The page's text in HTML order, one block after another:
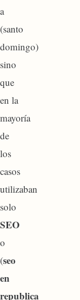
a
(santo
domingo)
sino
que
en la
mayoría
de
los
casos
utilizaban
solo
SEO
o
(seo
en
republica